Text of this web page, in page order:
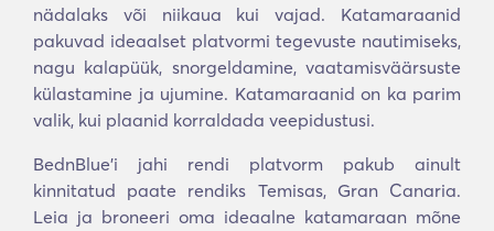
nädalaks või niikaua kui vajad. Katamaraanid
pakuvad ideaalset platvormi tegevuste nautimiseks,
nagu kalapüük, snorgeldamine, vaatamisväärsuste
külastamine ja ujumine. Katamaraanid on ka parim
valik, kui plaanid korraldada veepidustusi.
BednBlue’i jahi rendi platvorm pakub ainult
kinnitatud paate rendiks Temisas, Gran Canaria.
Leia ja broneeri oma ideaalne katamaraan mõne